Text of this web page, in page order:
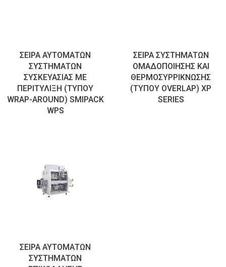
ΣΕΙΡΑ ΑΥΤΟΜΑΤΩΝ
ΣΥΣΤΗΜΑΤΩΝ
ΣΥΣΚΕΥΑΣΙΑΣ ΜΕ
ΠΕΡΙΤΥΛΙΞΗ (ΤΥΠΟΥ
WRAP-AROUND) SMIPACK
WPS
ΣΕΙΡΑ ΣΥΣΤΗΜΑΤΩΝ
ΟΜΑΔΟΠΟΙΗΣΗΣ ΚΑΙ
ΘΕΡΜΟΣΥΡΡΙΚΝΩΣΗΣ
(ΤΥΠΟΥ OVERLAP) XP
SERIES
ΣΕΙΡΑ ΑΥΤΟΜΑΤΩΝ
ΣΥΣΤΗΜΑΤΩΝ